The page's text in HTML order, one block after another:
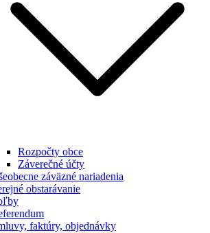
Rozpočty obce
Záverečné účty
záväzné nariadenia
obstarávanie
faktúry, objednávky